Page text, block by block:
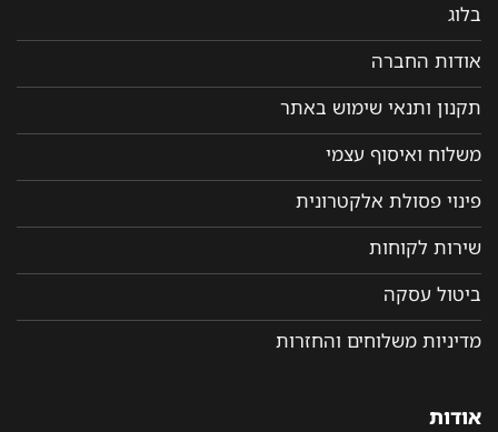
בלוג
אודות החברה
תקנון ותנאי שימוש באתר
משלוח ואיסוף עצמי
פינוי פסולת אלקטרונית
שירות לקוחות
ביטול עסקה
מדיניות משלוחים והחזרות
אודות